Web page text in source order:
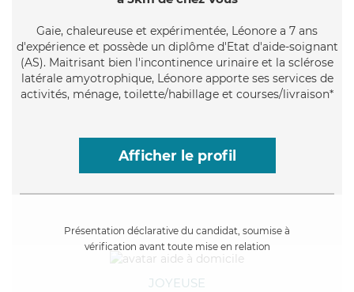
Gaie, chaleureuse et expérimentée, Léonore a 7 ans
d'expérience et possède un diplôme d'Etat d'aide-soignant
(AS). Maitrisant bien l'incontinence urinaire et la sclérose
latérale amyotrophique, Léonore apporte ses services de
activités, ménage, toilette/habillage et courses/livraison*
Afficher le profil
Présentation déclarative du candidat, soumise à
vérification avant toute mise en relation
JOYEUSE